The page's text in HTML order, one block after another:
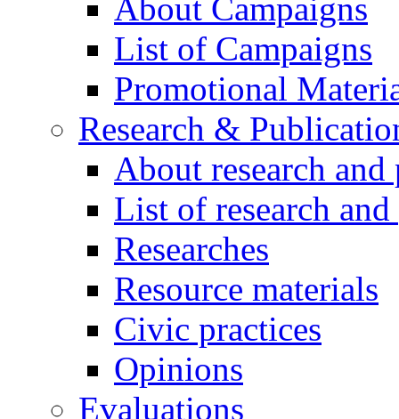
About Campaigns
List of Campaigns
Promotional
Research &
About research
List of research
Researches
Resource materials
Civic practices
Opinions
Evaluations